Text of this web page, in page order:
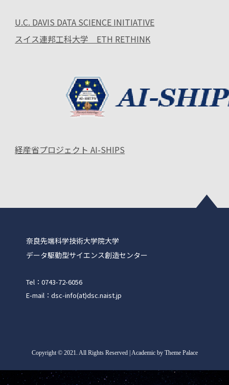
U.C. DAVIS DATA SCIENCE INITIATIVE
スイス連邦工科大学 ETH RETHINK
経産省プロジェクト AI-SHIPS
奈良先端科学技術大学院大学
データ駆動型サイエンス創造センター
Tel：0743-72-6056
E-mail：dsc-info(at)dsc.naist.jp
Copyright©2021. All Rights Reserved | Academic by Theme Palace